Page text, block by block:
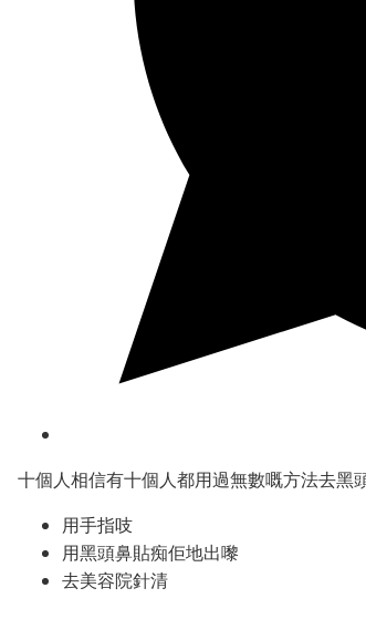
十個人相信有十個人都用過無數嘅方法去黑
用手指吱
用黑頭鼻貼痴佢地出嚟
去美容院針清